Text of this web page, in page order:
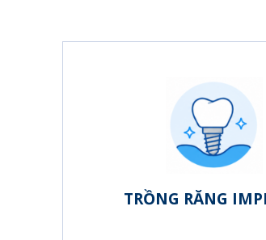
TRỒNG RĂNG